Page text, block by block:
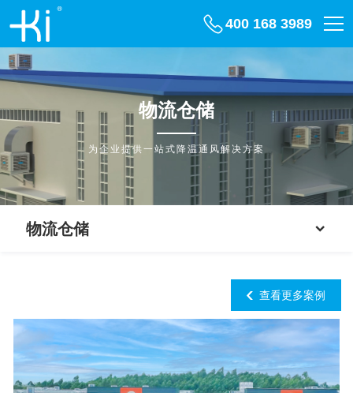
400 168 3989
物流仓储
为企业提供一站式降温通风解决方案
物流仓储
查看更多案例